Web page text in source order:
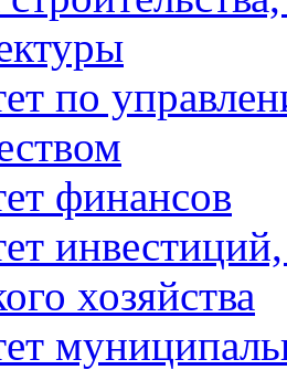
по
финансов
хозяйства